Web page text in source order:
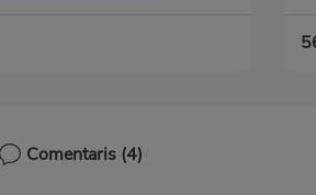
Comentaris (4)